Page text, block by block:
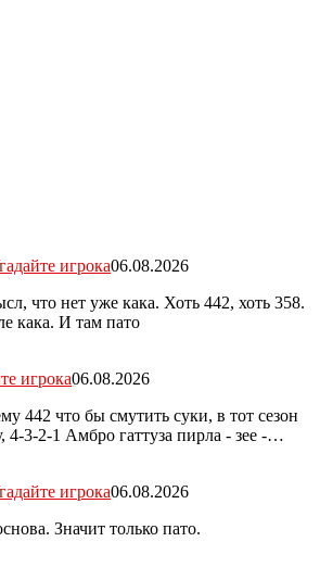
игрока06.08.2026
что нет уже кака. Хоть 442, хоть 358.
кака. И там пато
игрока06.08.2026
442 что бы смутить суки, в тот сезон
4-3-2-1 Амбро гаттуза пирла - зее -…
игрока06.08.2026
Значит только пато.